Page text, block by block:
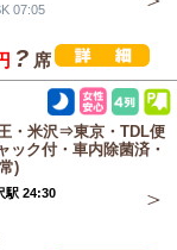
07:05
? 席
・米沢⇒東京・TDL便
ク付・車内除菌済・
)
駅 24:30